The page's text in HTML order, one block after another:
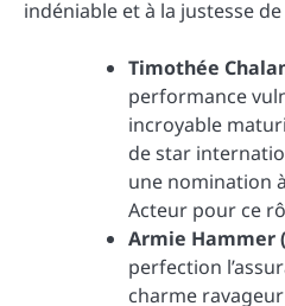
indéniable et à la justesse
Timothée
performance
incroyable
de star
une nomination
Acteur pour ce
Armie Hammer
perfection
charme